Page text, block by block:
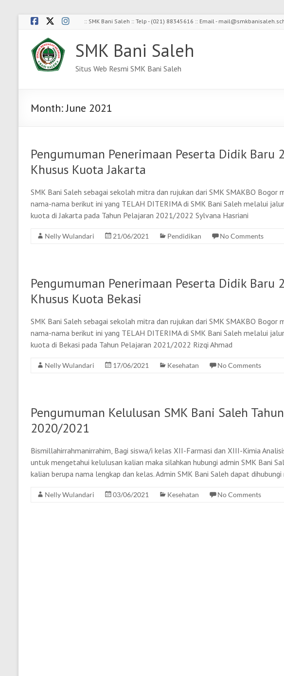
content
:: SMK Bani Saleh :: Telp - (021) 88345616 :: Email -
SMK Bani Saleh
Situs Web Resmi SMK Bani Saleh
Month:June 2021
Pengumuman Penerimaan Peserta Didik Baru
Khusus Kuota Jakarta
SMK Bani Saleh sebagai sekolah mitra dan rujukan dari SMK SMAKBO Bogor
nama-nama berikut ini yang TELAH DITERIMA di SMK Bani Saleh melalui
kuota di Jakarta pada Tahun Pelajaran 2021/2022 Sylvana Hasriani
Nelly Wulandari 21/06/2021 Pendidikan No Comments
Pengumuman Penerimaan Peserta Didik Baru
Khusus Kuota Bekasi
SMK Bani Saleh sebagai sekolah mitra dan rujukan dari SMK SMAKBO Bogor
nama-nama berikut ini yang TELAH DITERIMA di SMK Bani Saleh melalui
kuota di Bekasi pada Tahun Pelajaran 2021/2022 Rizqi Ahmad
Nelly Wulandari 17/06/2021 Kesehatan No Comments
Pengumuman Kelulusan SMK Bani Saleh
2020/2021
Bismillahirrahmanirrahim, Bagi siswa/i kelas XII-Farmasi dan XIII-Kimia
untuk mengetahui kelulusan kalian maka silahkan hubungi admin SMK Bani
kalian berupa nama lengkap dan kelas. Admin SMK Bani Saleh dapat
Nelly Wulandari 03/06/2021 Kesehatan No Comments